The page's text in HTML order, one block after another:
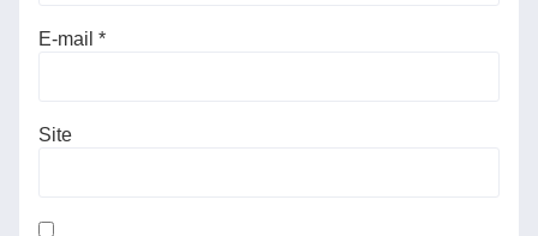
E-mail *
Site